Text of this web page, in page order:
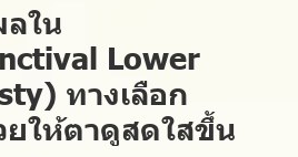
ใน
Lower
ทางเลือก
ให้ตาดูสดใสขึ้น